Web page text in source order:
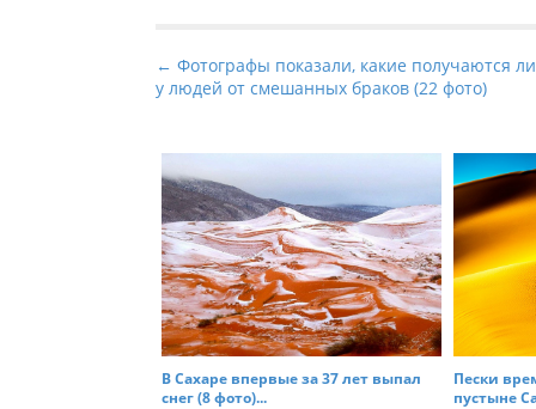
P
o
t
n
a
v
g
a
← Фотографы показали, какие получаются
у людей от смешанных браков (22 фото)
В Сахаре впервые за 37 лет выпал
снег (8 фото)...
Пески
пустыне